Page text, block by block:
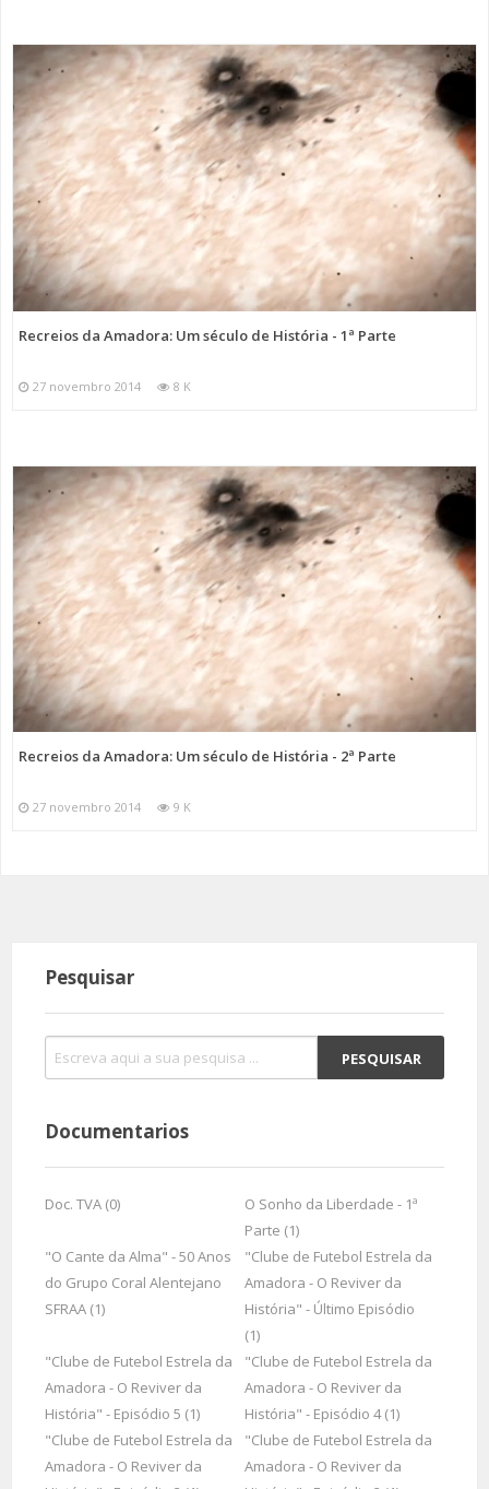
Recreios da Amadora: Um século de História - 1ª Parte
27 novembro 2014 8 K
Recreios da Amadora: Um século de História - 2ª Parte
27 novembro 2014 9 K
Pesquisar
Documentarios
Doc. TVA (0)
O Sonho da Liberdade - 1ª
Parte (1)
"O Cante da Alma" - 50 Anos
do Grupo Coral Alentejano
SFRAA (1)
"Clube de Futebol Estrela da
Amadora - O Reviver da
História" - Último Episódio
(1)
"Clube de Futebol Estrela da
Amadora - O Reviver da
História" - Episódio 5 (1)
"Clube de Futebol Estrela da
Amadora - O Reviver da
História" - Episódio 4 (1)
"Clube de Futebol Estrela da
Amadora - O Reviver da
"Clube de Futebol Estrela da
Amadora - O Reviver da